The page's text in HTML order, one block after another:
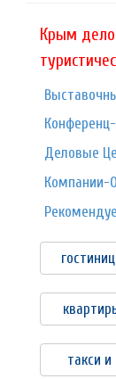
Крым
Деловые
Компании-
такси